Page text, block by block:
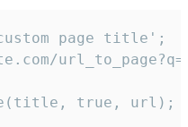
page title';
true, url);